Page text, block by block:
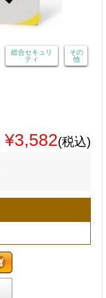
総合セキュリ
ティ
その
他
¥3,582(税込)